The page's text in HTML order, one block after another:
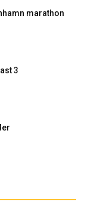
marathon
3